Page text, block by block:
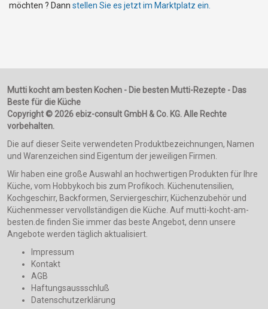
möchten ? Dann stellen Sie es jetzt im Marktplatz ein.
Mutti kocht am besten Kochen - Die besten Mutti-Rezepte - Das
Beste für die Küche
Copyright © 2026 ebiz-consult GmbH & Co. KG. Alle Rechte
vorbehalten.
Die auf dieser Seite verwendeten Produktbezeichnungen, Namen
und Warenzeichen sind Eigentum der jeweiligen Firmen.
Wir haben eine große Auswahl an hochwertigen Produkten für Ihre
Küche, vom Hobbykoch bis zum Profikoch. Küchenutensilien,
Kochgeschirr, Backformen, Serviergeschirr, Küchenzubehör und
Küchenmesser vervollständigen die Küche. Auf mutti-kocht-am-
besten.de finden Sie immer das beste Angebot, denn unsere
Angebote werden täglich aktualisiert.
Impressum
Kontakt
AGB
Haftungsaussschluß
Datenschutzerklärung